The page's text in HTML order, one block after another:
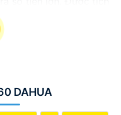
camera này giúp nhận
ảnh mà không cần
năng lượng và có độ
DAHUA